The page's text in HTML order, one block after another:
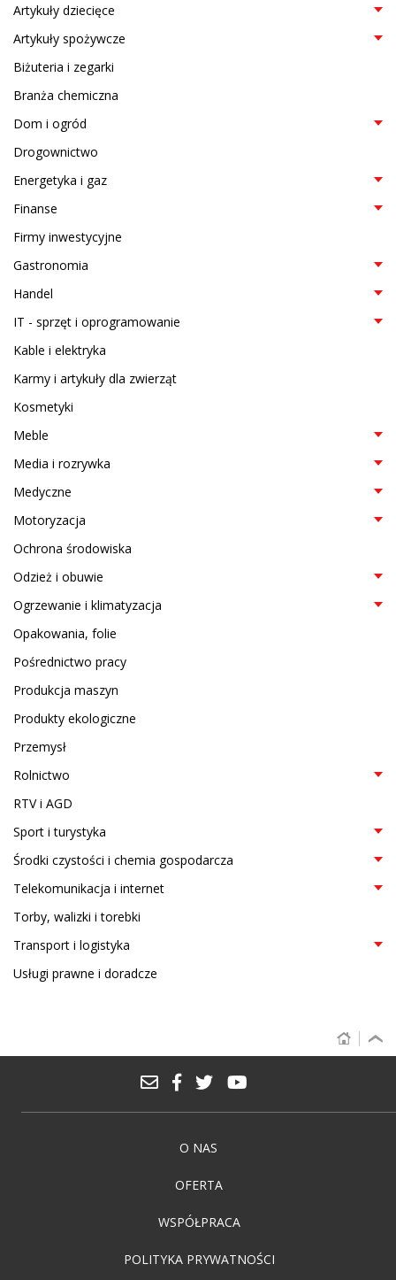
Artykuły dziecięce
Artykuły spożywcze
Biżuteria i zegarki
Branża chemiczna
Dom i ogród
Drogownictwo
Energetyka i gaz
Finanse
Firmy inwestycyjne
Gastronomia
Handel
IT - sprzęt i oprogramowanie
Kable i elektryka
Karmy i artykuły dla zwierząt
Kosmetyki
Meble
Media i rozrywka
Medyczne
Motoryzacja
Ochrona środowiska
Odzież i obuwie
Ogrzewanie i klimatyzacja
Opakowania, folie
Pośrednictwo pracy
Produkcja maszyn
Produkty ekologiczne
Przemysł
Rolnictwo
RTV i AGD
Sport i turystyka
Środki czystości i chemia gospodarcza
Telekomunikacja i internet
Torby, walizki i torebki
Transport i logistyka
Usługi prawne i doradcze
O NAS
OFERTA
WSPÓŁPRACA
POLITYKA PRYWATNOŚCI